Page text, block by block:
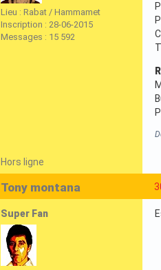
Lieu : Rabat / Hammamet
Inscription : 28-06-2015
Messages : 15 592
Hors ligne
Tony montana
Super Fan